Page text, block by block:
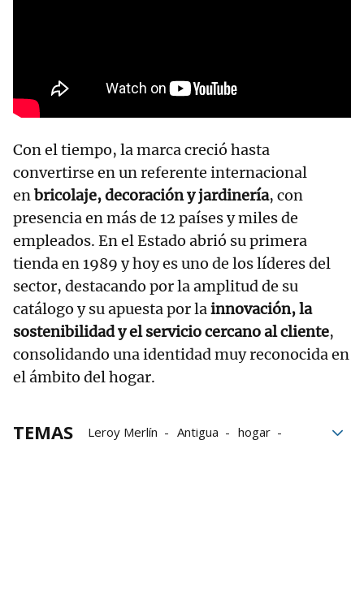
Con el tiempo, la marca creció hasta
convertirse en un referente internacional
enbricolaje, decoración y jardinería, con
presencia en más de 12 países y miles de
empleados. En el Estado abrió su primera
tienda en 1989 y hoy es uno de los líderes del
sector, destacando por la amplitud de su
catálogo y su apuesta por lainnovación, la
sostenibilidad y el servicio cercano al cliente,
consolidando una identidad muy reconocida en
el ámbito del hogar.
TEMAS Leroy Merlín Antigua
hogar